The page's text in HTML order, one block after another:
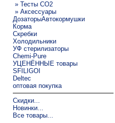
» Тесты CO2
» Аксессуары
ДозаторыАвтокормушки
Корма
Скребки
Холодильники
УФ стерилизаторы
Chemi-Pure
УЦЕНЁННЫЕ товары
SFILIGOI
Deltec
оптовая покупка
Скидки...
Новинки...
Все товары...